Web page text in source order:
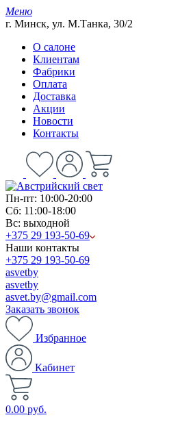
Меню
г. Минск, ул. М.Танка, 30/2
О салоне
Клиентам
Фабрики
Оплата
Доставка
Акции
Новости
Контакты
Пн-пт: 10:00-20:00
Сб: 11:00-18:00
Вс: выходной
+375 29 193-50-69
Наши контакты
+375 29 193-50-69
asvetby
asvetby
asvet.by@gmail.com
Заказать звонок
Избранное
Кабинет
0.00 руб.